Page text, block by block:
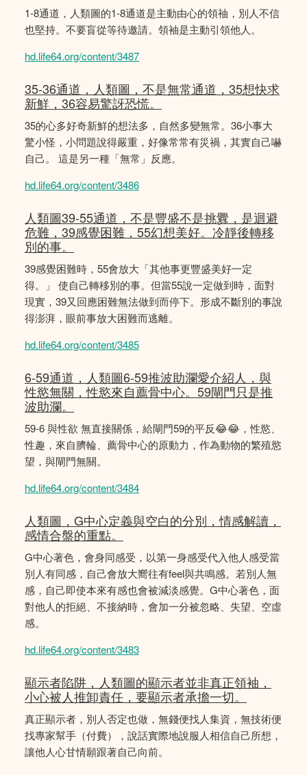
1-8通道，人類圖的1-8通道是主動由心的領䄂，別人不信
也堅持。不要盲從等待邀請。領袖是主動引領他人。
hd.life64.org/content/3487
35-36通道，人類圖，不是無常通道，35想快求
新鮮，36容易驚訝恐慌。
35的心多好奇新鮮的想法多，自然多變無常。36小事大
驚小怪，小問題說得嚴重，好像常常有災禍，其實自己嚇
自己。 這是另一種「無常」反應。
hd.life64.org/content/3486
人類圖39-55通道，不是豐盛不是挑釁，是迴避
危難，39感覺困難，55幻想美好。冷靜後轉移
別的事。
39感覺困難時，55會放大「其他事更豐盛美好一定
得。」 使自己轉移別的事。但當55說一定做到時，面對
現實，39又回應困難無法做到而停下。形成不斷別的事說
得澎湃，眼前事放大困難而逃離。
hd.life64.org/content/3485
6-59通道，人類圖6-59推波助瀾愛介紹人，與
性慾無關，性慾來自薦骨中心。59閘門只是推
波助瀾。
59-6 與性欲 無直接關係，給閘門59的平反😂😂，性慾、
性趣，來自臍輪、薦骨中心的原動力，作為動物的繁殖慾
望，與閘門無關。
hd.life64.org/content/3484
人類圖，G中心定義與空白的分別，情感解讀，
感情合盤的重點。
G中心著色，會身同感受，以第一身感受代入他人感受當
別人有同感，自己會放大嚮往有feel與共鳴感。若別人無
感，自己即使本來有感也會被減淡感覺。G中心著色，面
對他人的拒絕、不接納時，會加一分被忽略、失望、空虛
感。
hd.life64.org/content/3483
顯示者陷阱，人類圖的顯示者並非真正領袖，
小心被人推卸責任，要顯示者承擔一切。
真正顯示者，別人否定也做，無錢便找人集資，無技術便
找專家幫手（付費），說話實際地說服人相信自己所想，
讓他人心甘情願跟著自己向前。